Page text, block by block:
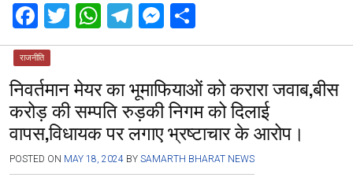
F
a
ce
b
o
o
k
T
wi
er
W
h
s
A
p
p
T
el
gr
a
m
M
es
n
g
er
h
e
राजनीति
निवर्तमान मेयर का भूमाफियाओं को करारा जवाब,बीस
करोड़ की सम्पति रुड़की निगम को दिलाई
वापस,विधायक पर लगाए भ्रष्टाचार के आरोप।
POSTED ON MAY 18, 2024 BY SAMARTH BHARAT NEWS